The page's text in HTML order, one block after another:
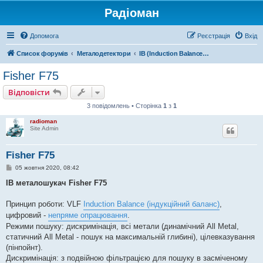
Радіоман
Допомога Вхід
Реєстрація
Список форумів Металодетектори IB (Induction Balance) металодетектори
Fisher F75
Відповісти
3 повідомлень • Сторінка 1 з 1
radioman
Site Admin
Fisher F75
П
в
о
л
н
н
я
05 жовтня 2020, 08:42
IB металошукач Fisher F75
Принцип роботи: VLF Induction Balance (індукційний баланс),
цифровий - непряме опрацювання.
Режими пошуку: дискримінація, всі метали (динамічний All Metal,
статичний All Metal - пошук на максимальній глибині), цілевказування
(пінпойнт).
Дискримінація: з подвійною фільтрацією для пошуку в засміченому